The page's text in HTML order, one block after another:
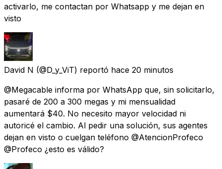
activarlo, me contactan por Whatsapp y me dejan en
visto
David N (@D_y_ViT) reportó hace 20 minutos
@Megacable informa por WhatsApp que, sin solicitarlo,
pasaré de 200 a 300 megas y mi mensualidad
aumentará $40. No necesito mayor velocidad ni
autoricé el cambio. Al pedir una solución, sus agentes
dejan en visto o cuelgan teléfono @AtencionProfeco
@Profeco ¿esto es válido?